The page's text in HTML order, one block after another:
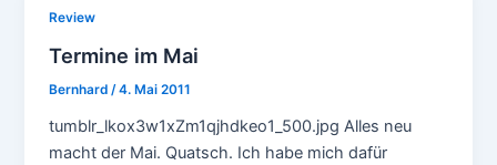
Review
Termine im Mai
Bernhard/4. Mai 2011
tumblr_lkox3w1xZm1qjhdkeo1_500.jpg Alles neu
macht der Mai. Quatsch. Ich habe mich dafür